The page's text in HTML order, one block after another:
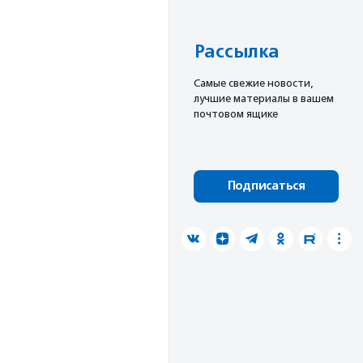
Рассылка
Cамые свежие новости,
лучшие материалы в вашем
почтовом ящике
Подписаться